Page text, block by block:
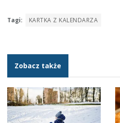
Tagi: KARTKA Z KALENDARZA
Zobacz także